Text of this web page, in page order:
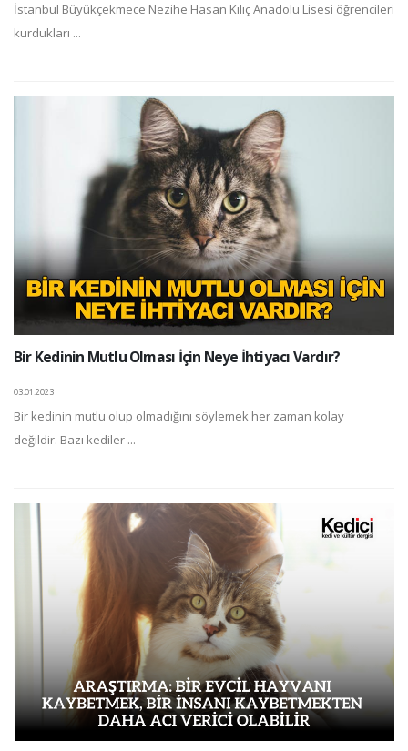
İstanbul Büyükçekmece Nezihe Hasan Kılıç Anadolu Lisesi öğrencileri
kurdukları ...
Bir Kedinin Mutlu Olması İçin Neye İhtiyacı Vardır?
03.01.2023
Bir kedinin mutlu olup olmadığını söylemek her zaman kolay
değildir. Bazı kediler ...